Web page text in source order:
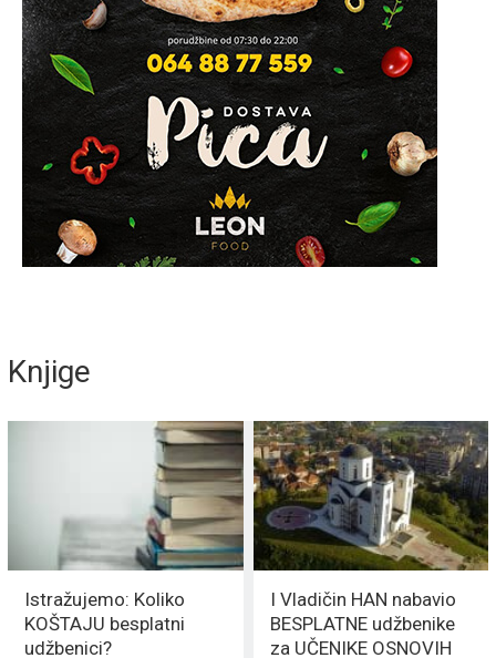
Knjige
Istražujemo: Koliko
KOŠTAJU besplatni
udžbenici?
I Vladičin HAN nabavio
BESPLATNE udžbenike
za UČENIKE OSNOVIH